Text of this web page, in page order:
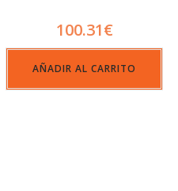
100.31€
AÑADIR AL CARRITO